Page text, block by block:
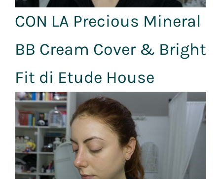
CON LA Precious Mineral
BB Cream Cover & Bright
Fit di Etude House